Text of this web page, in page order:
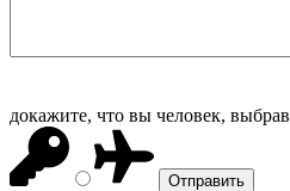
докажите, что вы человек, выбрав